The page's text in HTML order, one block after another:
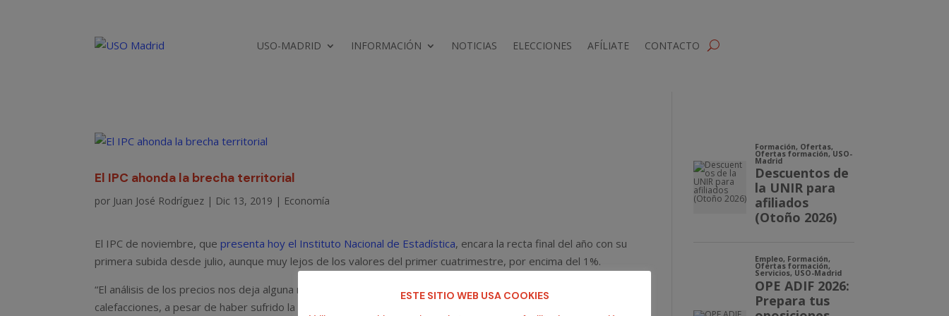
USO-MADRID INFORMACIÓN NOTICIAS ELECCIONES AFÍLIATE CONTACTO
El IPC ahonda la brecha territorial
por Juan José Rodríguez | Dic 13, 2019 | Economía
El IPC de noviembre, que presenta hoy el Instituto Nacional de Estadística, encara la recta final del año con su
primera subida desde julio, aunque muy lejos de los valores del primer cuatrimestre, por encima del 1%.
“El análisis de los precios nos deja alguna nota positiva, como la energía en vivienda, salvo el gasóleo para
calefacciones, a pesar de haber sufrido la primera gran ola de frío del otoño-invierno. Sin embargo, el efecto de
ESTE SITIO WEB USA COOKIES